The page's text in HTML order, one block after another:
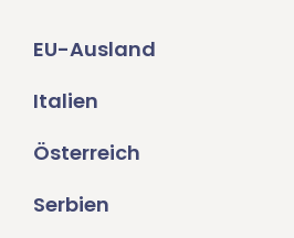
EU-Ausland
Italien
Österreich
Serbien